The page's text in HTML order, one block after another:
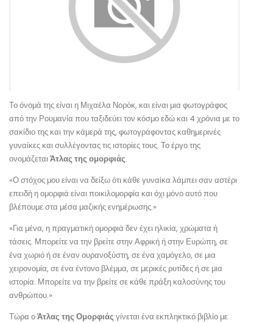
Το όνομά της είναι η Μιχαέλα Νορόκ, και είναι μια φωτογράφος
από την Ρουμανία που ταξιδεύει τον κόσμο εδώ και 4 χρόνια με το
σακίδιο της και την κάμερά της, φωτογράφοντας καθημερινές
γυναίκες και συλλέγοντας τις ιστορίες τους. Το έργο της
ονομάζεταιΆτλας της ομορφιάς.
«Ο στόχος μου είναι να δείξω ότι κάθε γυναίκα λάμπει σαν αστέρι
επειδή η ομορφιά είναι ποικιλομορφία και όχι μόνο αυτό που
βλέπουμε στα μέσα μαζικής ενημέρωσης.»
«Για μένα, η πραγματική ομορφιά δεν έχει ηλικία, χρώματα ή
τάσεις. Μπορείτε να την βρείτε στην Αφρική ή στην Ευρώπη, σε
ένα χωριό ή σε έναν ουρανοξύστη, σε ένα χαμόγελο, σε μια
χειρονομία, σε ένα έντονο βλέμμα, σε μερικές ρυτίδες ή σε μια
ιστορία. Μπορείτε να την βρείτε σε κάθε πράξη καλοσύνης του
ανθρώπου.»
Τώρα οΆτλας της Ομορφιάς γίνεται ένα εκπληκτικό βιβλίο με